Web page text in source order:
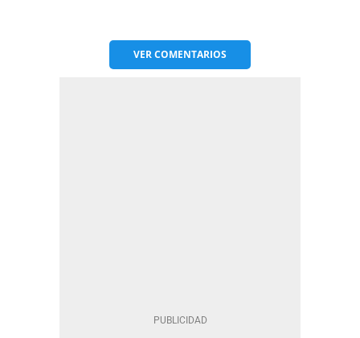
VERCOMENTARIOS